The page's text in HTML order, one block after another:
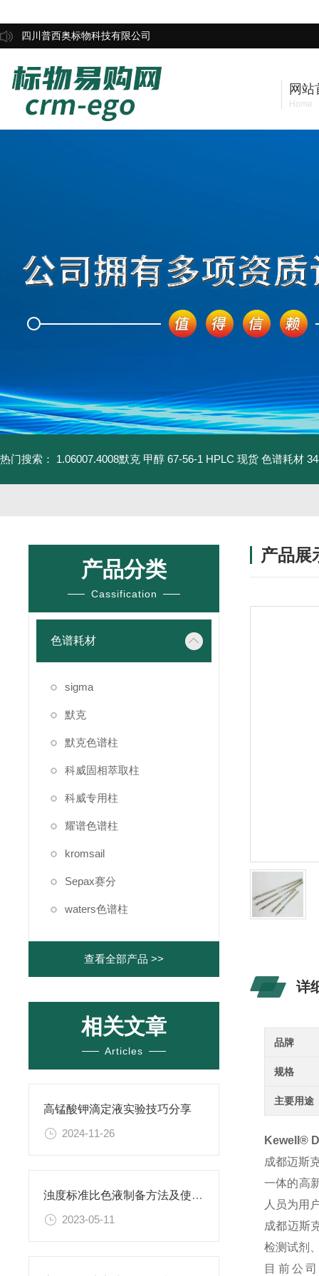
四川普西奥标物科技有限公司
网站
Home
热门搜索： 1.06007.4008默克 甲醇 67-56-1 HPLC 现货 色谱耗材
产品分类
Cassification
色谱耗材
sigma
默克
默克色谱柱
科威固相萃取柱
科威专用柱
耀谱色谱柱
kromsail
Sepax赛分
waters色谱柱
查看全部产品 >>
相关文章
Articles
高锰酸钾滴定液实验技巧分享
2024-11-26
浊度标准比色液制备方法及使用场景
2023-05-11
产品展
详
品牌
规格
主要用途
Kewell®
成都迈斯
一体的高
人员为用
成都迈斯
检测试剂
目前公